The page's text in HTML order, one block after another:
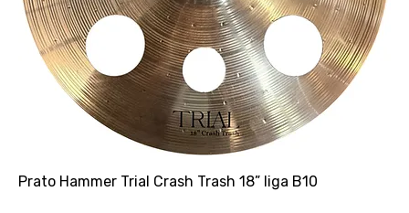
Prato Hammer Trial Crash Trash 18” liga B10